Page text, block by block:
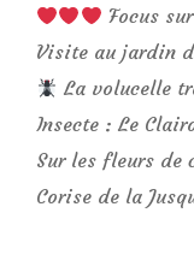
Focus
Visite au jardin
La volucelle
Insecte : Le
Sur les fleurs de
Corise de la